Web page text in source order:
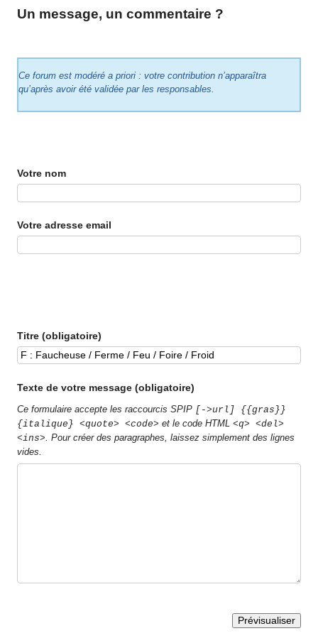
Un message, un commentaire ?
Ce forum est modéré a priori : votre contribution n’apparaîtra
qu’après avoir été validée par les responsables.
Votre nom
Votre adresse email
Titre (obligatoire)
Texte de votre message (obligatoire)
Ce formulaire accepte les raccourcis SPIP [->url] {{gras}}
{italique} <quote> <code> et le code HTML<q> <del>
<ins>. Pour créer des paragraphes, laissez simplement des lignes
vides.